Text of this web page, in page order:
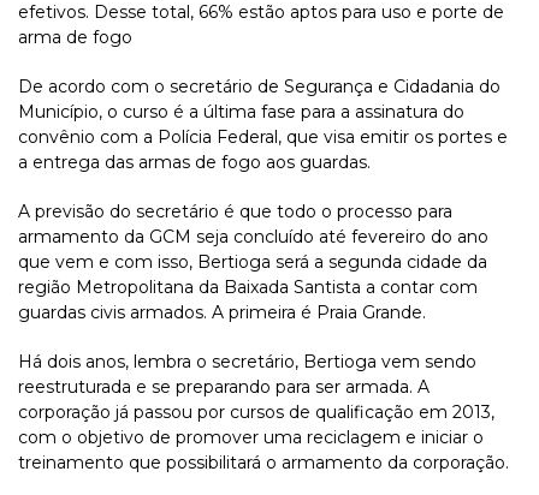
efetivos. Desse total, 66% estão aptos para uso e porte de
arma de fogo
De acordo com o secretário de Segurança e Cidadania do
Município, o curso é a última fase para a assinatura do
convênio com a Polícia Federal, que visa emitir os portes e
a entrega das armas de fogo aos guardas.
A previsão do secretário é que todo o processo para
armamento da GCM seja concluído até fevereiro do ano
que vem e com isso, Bertioga será a segunda cidade da
região Metropolitana da Baixada Santista a contar com
guardas civis armados. A primeira é Praia Grande.
Há dois anos, lembra o secretário, Bertioga vem sendo
reestruturada e se preparando para ser armada. A
corporação já passou por cursos de qualificação em 2013,
com o objetivo de promover uma reciclagem e iniciar o
treinamento que possibilitará o armamento da corporação.